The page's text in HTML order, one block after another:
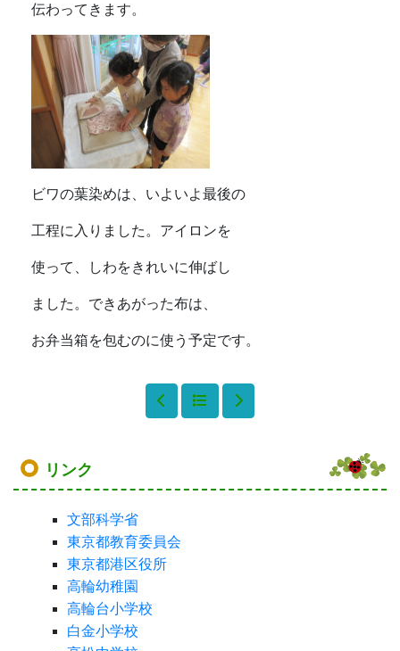
リンク
文部科学省
東京都教育委員会
東京都港区役所
高輪幼稚園
高輪台小学校
白金小学校
伝わってきます。
ビワの葉染めは、いよいよ最後の
工程に入りました。アイロンを
使って、しわをきれいに伸ばし
ました。できあがった布は、
お弁当箱を包むのに使う予定です。